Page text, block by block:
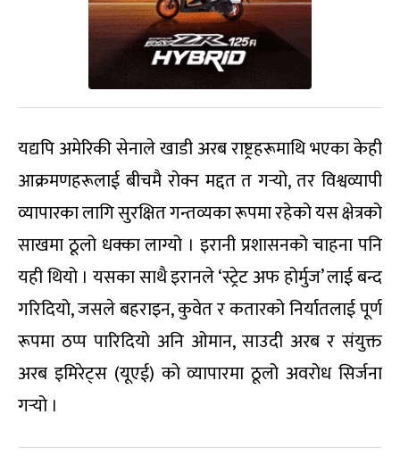
यद्यपि अमेरिकी सेनाले खाडी अरब राष्ट्रहरूमाथि भएका केही
आक्रमणहरूलाई बीचमै रोक्न मद्दत त गर्‍यो, तर विश्वव्यापी
व्यापारका लागि सुरक्षित गन्तव्यका रूपमा रहेको यस क्षेत्रको
साखमा ठूलो धक्का लाग्यो । इरानी प्रशासनको चाहना पनि
यही थियो । यसका साथै इरानले ‘स्ट्रेट अफ होर्मुज’ लाई बन्द
गरिदियो, जसले बहराइन, कुवेत र कतारको निर्यातलाई पूर्ण
रूपमा ठप्प पारिदियो अनि ओमान, साउदी अरब र संयुक्त
अरब इमिरेट्स (यूएई) को व्यापारमा ठूलो अवरोध सिर्जना
गर्‍यो ।